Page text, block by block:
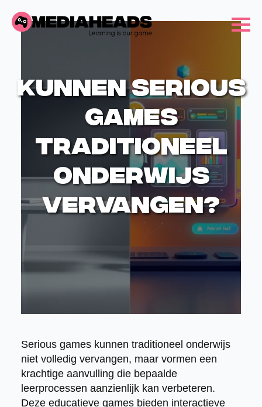
Kunnen serious
games
traditioneel
onderwijs
vervangen?
Serious games kunnen traditioneel onderwijs
niet volledig vervangen, maar vormen een
krachtige aanvulling die bepaalde
leerprocessen aanzienlijk kan verbeteren.
Deze educatieve games bieden interactieve